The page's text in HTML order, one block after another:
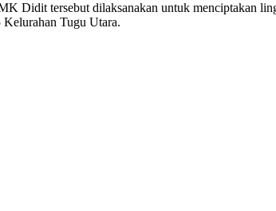
Didit tersebut dilaksanakan untuk menciptakan
Tugu Utara.